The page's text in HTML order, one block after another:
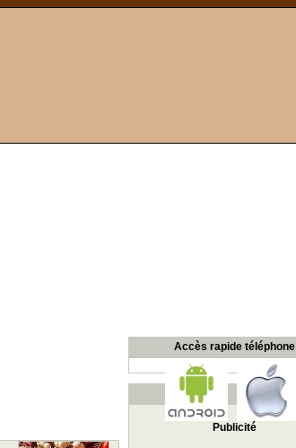
Accès rapide téléphone
Publicité